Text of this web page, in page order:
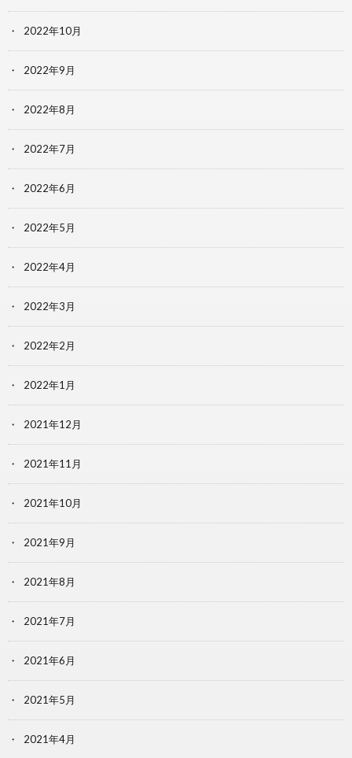
2022年10月
2022年9月
2022年8月
2022年7月
2022年6月
2022年5月
2022年4月
2022年3月
2022年2月
2022年1月
2021年12月
2021年11月
2021年10月
2021年9月
2021年8月
2021年7月
2021年6月
2021年5月
2021年4月